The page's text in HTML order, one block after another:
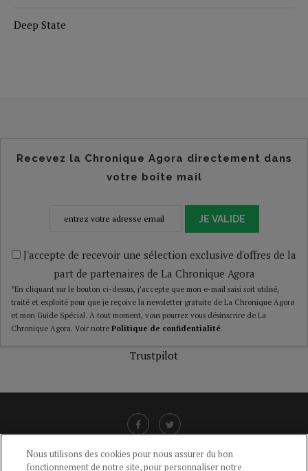
Deep State
Recevez la Chronique Agora directement dans
votre boîte mail
JE VALIDE
J'accepte de recevoir une sélection exclusive d'offres de la
part de partenaires de La Chronique Agora
*En cliquant sur le bouton ci-dessus, j’accepte que mon e-mail saisi soit utilisé,
traité et exploité pour que je reçoive la newsletter gratuite de La Chronique Agora
et mon Guide Spécial. A tout moment, vous pourrez vous désinscrire de La
Chronique Agora. Voir notre Politique de confidentialité.
Trustpilot
Nous utilisons des cookies pour nous assurer du bon
fonctionnement de notre site, pour personnaliser notre